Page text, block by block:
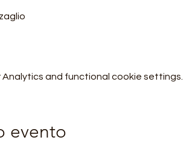
and functional cookie settings.
evento